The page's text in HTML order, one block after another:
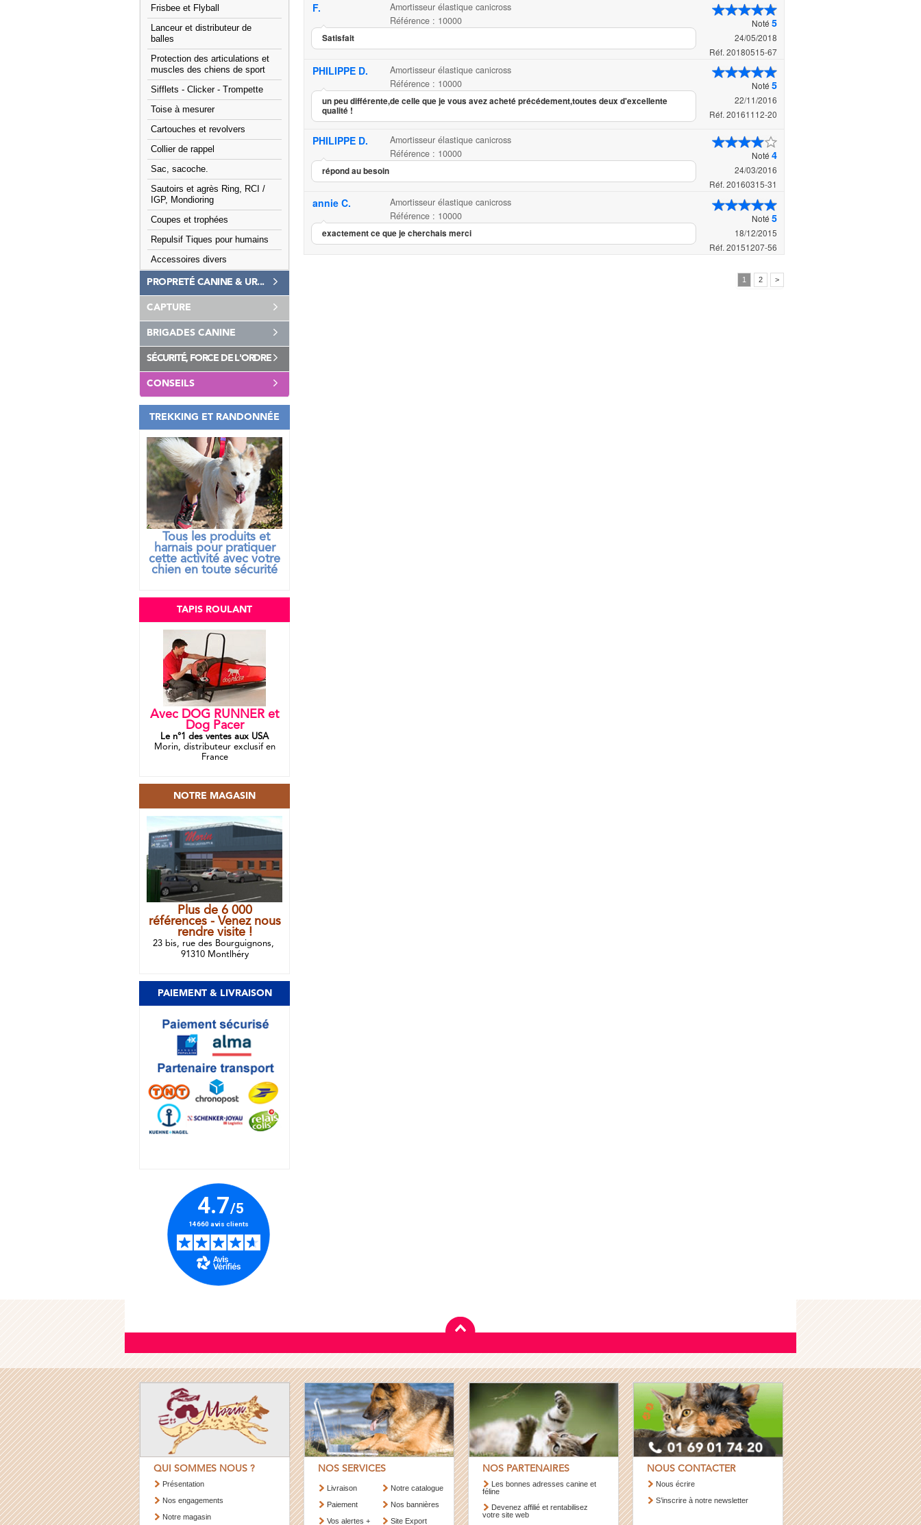
Frisbee et Flyball
Lanceur et distributeur de
balles
Protection des articulations et
muscles des chiens de sport
Sifflets - Clicker - Trompette
Toise à mesurer
Cartouches et revolvers
Collier de rappel
Sac, sacoche.
Sautoirs et agrès Ring, RCI /
IGP, Mondioring
Coupes et trophées
Repulsif Tiques pour humains
Accessoires divers
PROPRETÉ CANINE & UR...
CAPTURE
BRIGADES CANINE
SÉCURITÉ, FORCE DE L'ORDRE
CONSEILS
TREKKING ET RANDONNÉE
Tous les produits et
harnais pour pratiquer
cette activité avec votre
chien en toute sécurité
TAPIS ROULANT
Avec DOG RUNNER et
Dog Pacer
Le n°1 des ventes aux USA
Morin, distributeur exclusif en
France
NOTRE MAGASIN
Plus de 6 000
références - Venez nous
rendre visite !
23 bis, rue des Bourguignons,
91310 Montlhéry
PAIEMENT & LIVRAISON
Noté 5
24/05/2018
Réf. 20180515-67
F.
Amortisseur élastique canicross
Référence : 10000
Satisfait
Noté 5
22/11/2016
Réf. 20161112-20
PHILIPPE D.
Amortisseur élastique canicross
Référence : 10000
un peu différente,de celle que je vous avez acheté précédement,toutes deux d'excellente
qualité !
Noté 4
24/03/2016
Réf. 20160315-31
PHILIPPE D.
Amortisseur élastique canicross
Référence : 10000
répond au besoin
Noté 5
18/12/2015
Réf. 20151207-56
annie C.
Amortisseur élastique canicross
Référence : 10000
exactement ce que je cherchais merci
1 2 >
QUI SOMMES NOUS ?
Présentation
Nos engagements
Notre magasin
NOS SERVICES
Livraison
Paiement
Vos alertes +
Notre catalogue
Nos bannières
Site Export
NOS PARTENAIRES
Les bonnes adresses canine et
féline
Devenez affilié et rentabilisez
votre site web
NOUS CONTACTER
Nous écrire
S’inscrire à notre newsletter